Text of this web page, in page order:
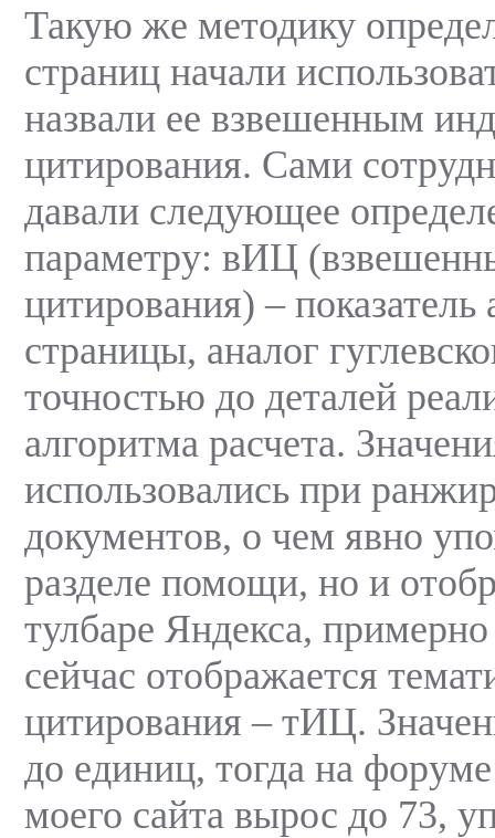
Такую же методику
страниц начали
назвали ее взвешенным
цитирования. Сами
давали следующее
параметру: вИЦ
цитирования) – показатель
страницы, аналог
точностью до деталей
алгоритма расчета.
использовались при
документов, о чем явно
разделе помощи, но и
тулбаре Яндекса,
сейчас отображается
цитирования – тИЦ.
до единиц, тогда на
моего сайта вырос до 73,